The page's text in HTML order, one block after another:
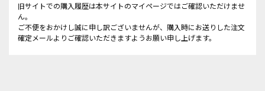
旧サイトでの購入履歴は本サイトのマイページではご確認いただけませ
ん。
ご不便をおかけし誠に申し訳ございませんが、購入時にお送りした注文
確定メールよりご確認いただきますようお願い申し上げます。